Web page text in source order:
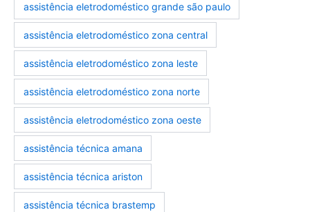
assistência eletrodoméstico grande são paulo
assistência eletrodoméstico zona central
assistência eletrodoméstico zona leste
assistência eletrodoméstico zona norte
assistência eletrodoméstico zona oeste
assistência técnica amana
assistência técnica ariston
assistência técnica brastemp